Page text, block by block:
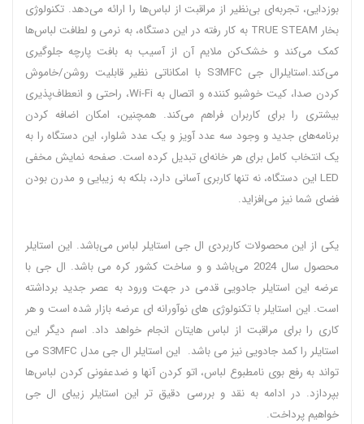
بوزدایی، تجربه‌ای بی‌نظیر از مراقبت از لباس‌ها را ارائه می‌دهد. تکنولوژی
بخار TRUE STEAM به کار رفته در این دستگاه، به نرمی و لطافت لباس‌ها
کمک می‌کند و خشک‌کن ملایم آن از آسیب به بافت پارچه جلوگیری
می‌کند.استایلرال جی S3MFC با امکاناتی نظیر قابلیت روشن/خاموش
کردن صدا، کیت خوشبو کننده و اتصال به Wi-Fi، راحتی و انعطاف‌پذیری
بیشتری را برای کاربران فراهم می‌کند. همچنین، امکان اضافه کردن
برنامه‌های جدید و وجود سه عدد آویز و یک عدد شلوار، این دستگاه را به
یک انتخاب کامل برای هر خانه‌ای تبدیل کرده است. صفحه نمایش مخفی
LED این دستگاه، نه تنها کاربری آسانی دارد، بلکه به زیبایی و مدرن بودن
فضای شما نیز می‌افزاید.
یکی از این محصولات کاربردی ال جی استایلر لباس می‌باشد. این استایلر
محصول سال 2024 می‌باشد و و ساخت کشور کره می‌ باشد. ال جی با
عرضه این استایلر جادویی قدمی در جهت ورود به عصر جدید برداشته
است. این استایلر با تکنولوژی‌ های نوآورانه‌ ای عرضه بازار شده است و هر
کاری را برای مراقبت از لباس‌ هایتان انجام خواهد داد. اسم دیگر این
استایلر را کمد جادویی نیز می باشد. این استایلر ال جی مدل S3MFC می‌
تواند به رفع بوی نامطبوع لباس، اتو کردن آنها و ضدعفونی کردن لباس‌ها
بپردازد. در ادامه به نقد و بررسی دقیق‌ تر این استایلر زیبای ال جی
خواهیم پرداخت.